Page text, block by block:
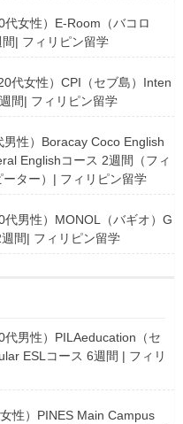
女性）E-Room（バコロ
間| フィリピン留学
代女性）CPI（セブ島）Inten
間| フィリピン留学
性）Boracay Coco English
Englishコース 2週間（フィ
ーター）| フィリピン留学
男性）MONOL（バギオ）G
間| フィリピン留学
男性）PILAeducation（セ
ESLコース 6週間 | フィリ
性）PINES Main Campus